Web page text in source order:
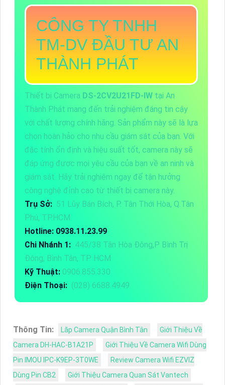
CÔNG TY TNHH
TM-DV ĐẦU TƯ AN
THÀNH PHÁT
Thiết bị Camera DS-2CV2U21FD-IW tại An
Thành Phát mang đến trải nghiệm đáng tin cậy
với chất lượng chính hãng. Sản phẩm này sẽ là lựa
chọn hoàn hảo cho nhu cầu giám sát của bạn. Với
đặc tính ổn định và hiệu suất tốt, camera này sẽ
đáp ứng được mọi yêu cầu của bạn về an ninh và
giám sát. Hãy trải nghiệm ngay để tận hưởng
công nghệ đỉnh cao từ thiết bị camera này.
Trụ Sở: 51 Lũy Bán Bích, P. Tân Thới Hòa, Q.Tân
Phú, TP.HCM
Hotline: 0938.11.23.99
Chi Nhánh 1: 445/38 Tân Hòa Đông,P Bình Trị
Đông, Bình Tân, TP HCM
Kỹ Thuật: 0906.855.330
Điện Thoại: (028) 6688.4949
Thông Tin: Lăp Camera Quận Bình Tân
Giới Thiệu Về
Camera DH-HAC-B1A21P
Giới Thiệu Về Camera Wifi Dùng
Pin IMOU IPC-K9EP-3T0WE
Review Camera Wifi EZVIZ
Dùng Pin CB2
Giới Thiệu Camera Quan Sát Vantech